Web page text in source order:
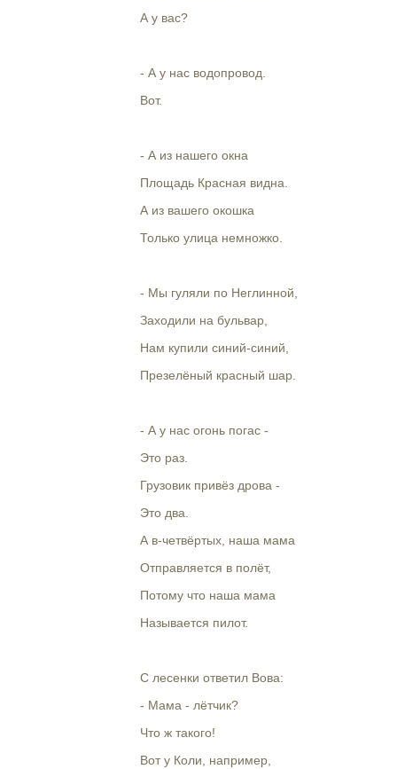
А у вас?
- А у нас водопровод.
Вот.
- А из нашего окна
Площадь Красная видна.
А из вашего окошка
Только улица немножко.
- Мы гуляли по Неглинной,
Заходили на бульвар,
Нам купили синий-синий,
Презелёный красный шар.
- А у нас огонь погас -
Это раз.
Грузовик привёз дрова -
Это два.
А в-четвёртых, наша мама
Отправляется в полёт,
Потому что наша мама
Называется пилот.
С лесенки ответил Вова:
- Мама - лётчик?
Что ж такого!
Вот у Коли, например,